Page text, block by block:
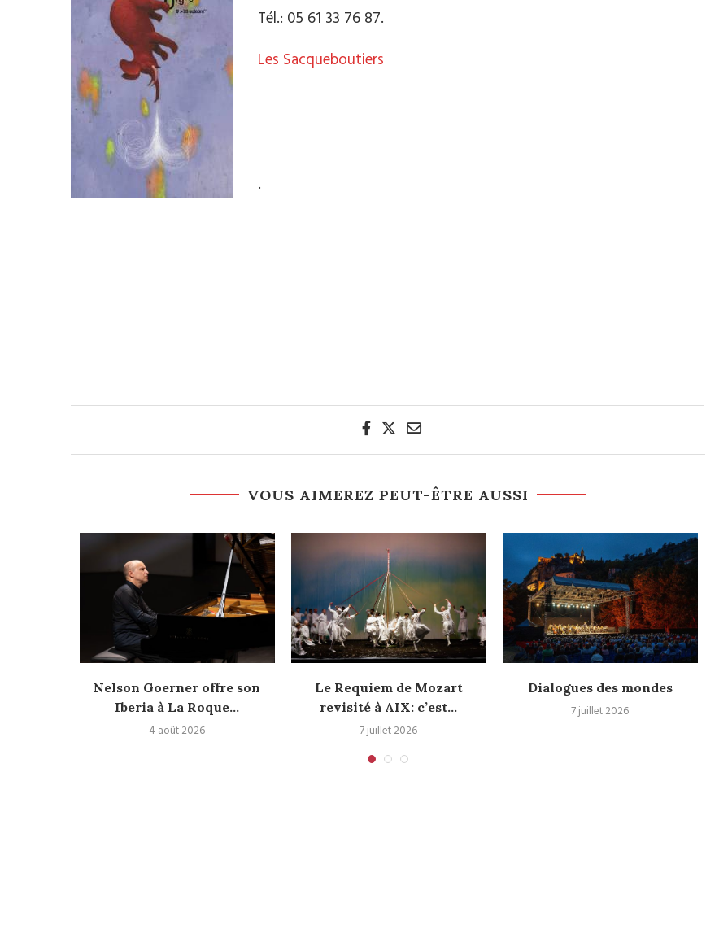
Tél.: 05 61 33 76 87.
Les Sacqueboutiers
.
VOUS AIMEREZ PEUT-ÊTRE AUSSI
Nelson Goerner offre son
Iberia à La Roque...
4 août 2026
Le Requiem de Mozart
revisité à AIX: c’est...
7 juillet 2026
Dialogues des mondes
7 juillet 2026